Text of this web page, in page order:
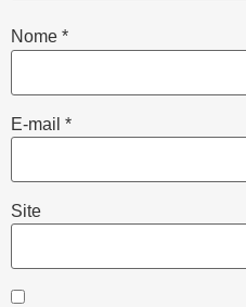
Nome *
E-mail *
Site